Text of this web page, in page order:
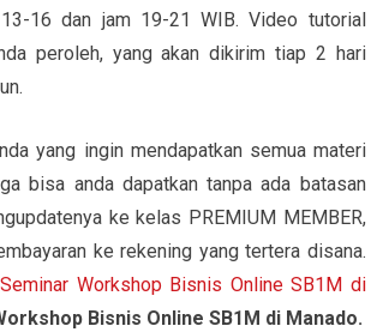
16 dan jam 19-21 WIB. Video tutorial
peroleh, yang akan dikirim tiap 2 hari
yang ingin mendapatkan semua materi
bisa anda dapatkan tanpa ada batasan
ke kelas PREMIUM MEMBER,
ke rekening yang tertera disana.
Seminar Workshop Bisnis Online SB1M di
Bisnis Online SB1M di Manado.